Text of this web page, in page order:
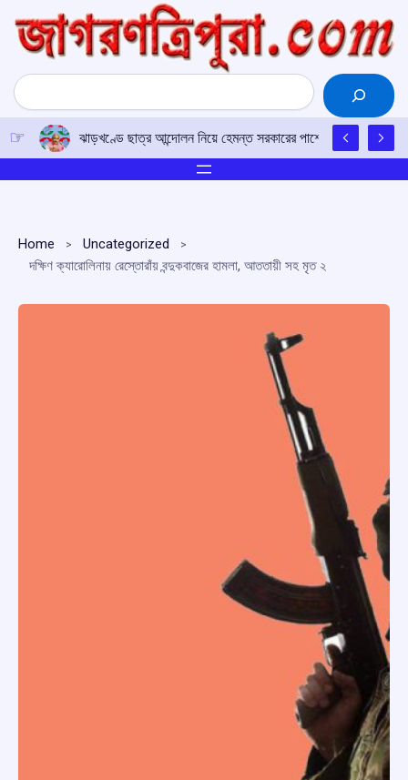
content
Search
ঝাড়খণ্ডে ছাত্র আন্দোলন নিয়ে হেমন্ত সরকারের পাশে কংগ্রেস,
Home
Uncategorized
দক্ষিণ ক্যারোলিনায় রেস্তোরাঁয় বন্দুকবাজের হামলা, আততায়ী সহ মৃত ২